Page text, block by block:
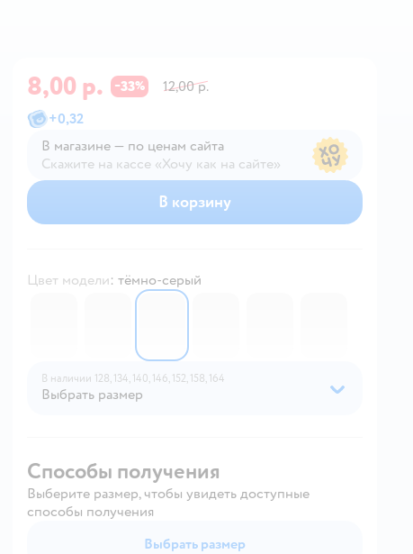
8,00 р. −33%
12,00 р.
+0,32
В магазине — по ценам сайта
Скажите на кассе «Хочу как на сайте»
В магазине — по ценам сайта
В корзину
Цвет модели: тёмно-серый
67470036747006
В наличии 128, 134, 140, 146, 152, 158, 164
Выбрать размер
Способы получения
Выберите размер, чтобы увидеть доступные
способы получения
Выбрать размер